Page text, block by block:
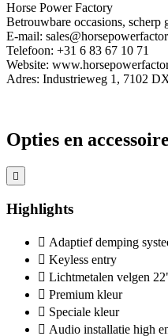
Horse Power Factory
Betrouwbare occasions, scherp
E-mail:
Telefoon: +31 6 83 67 10 71
Website:
Adres: Industrieweg 1, 7102
Opties en
Highlights
Adaptief demping
Keyless entry
Lichtmetalen velgen
Premium kleur
Speciale kleur
Audio installatie high